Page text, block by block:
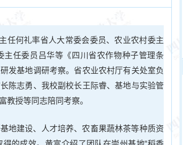
任何礼率省人大常委会委员、农业农村委主
任委员吕华等《四川省农作物种子管理条
发基地调研考察。省农业农村厅有关处室负
陈志勇、我校副校长王际睿、基地与实验管
教授等同志陪同考察。
地建设、人才培养、农畜果蔬林茶等种质资